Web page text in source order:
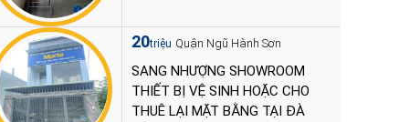
20triệu Quận Ngũ Hành Sơn
SANG NHƯỢNG SHOWROOM
THIẾT BỊ VỆ SINH HOẶC CHO
THUÊ LẠI MẶT BẰNG TẠI ĐÀ